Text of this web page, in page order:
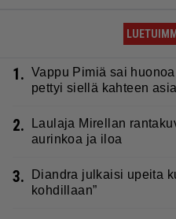
1. Vappu Pimiä sai
pettyi siellä kahteen
2.
Laulaja Mirellan
aurinkoa ja iloa
3.
Diandra julkaisi upeita
kohdillaan”